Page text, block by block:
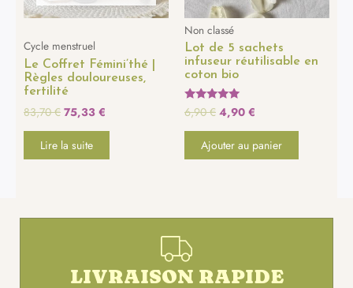
Cycle menstruel
Le Coffret Fémini’thé |
Règles douloureuses,
fertilité
83,70€ 75,33 €
Lire la suite
Non classé
Lot de 5 sachets
infuseur réutilisable en
coton bio
Note
5.00
sur 5
6,90€ 4,90 €
Ajouter au panier
LIVRAISON RAPIDE